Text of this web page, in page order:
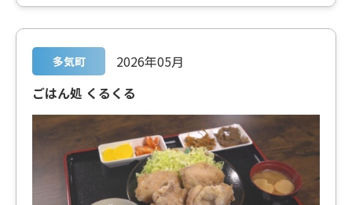
多気町
2026年05月
ごはん処 くるくる